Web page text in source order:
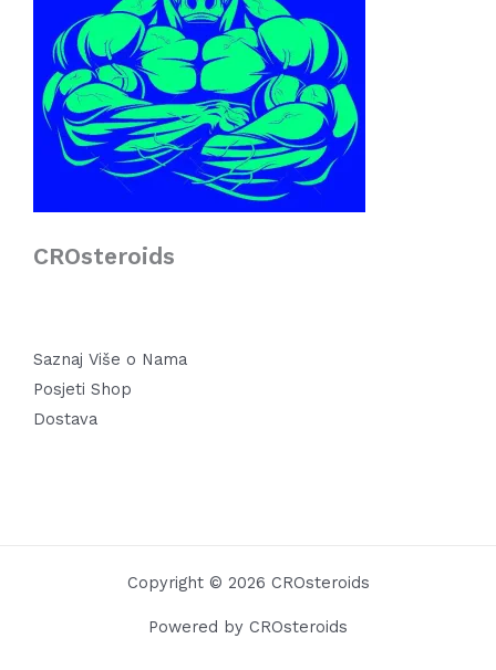
CROsteroids
Saznaj Više o Nama
Posjeti Shop
Dostava
Copyright © 2026 CROsteroids
Powered by CROsteroids